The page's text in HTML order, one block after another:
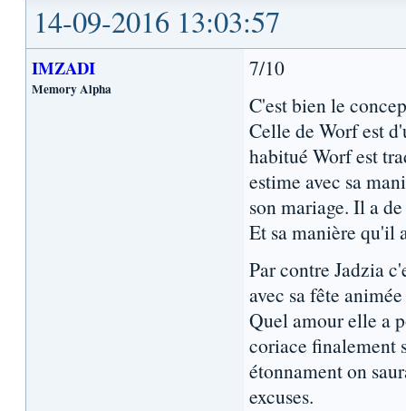
14-09-2016 13:03:57
IMZADI
Memory Alpha
7/10
C'est bien le
Celle de Worf est
habitué Worf est
estime avec sa
son mariage. Il a
Et sa manière qu'il
Par contre Jadzia
avec sa fête
Quel amour elle a
coriace finalement
étonnament on
excuses.